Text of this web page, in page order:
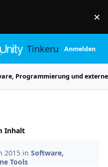
×
TinkerunityAnmelden
Programmierung und
Inhalt
2015 inSoftware,
Tools